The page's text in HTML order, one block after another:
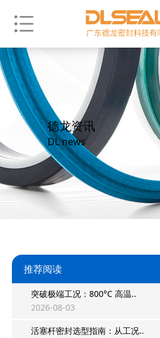
德龙资讯
DL news
推荐阅读
突破极端工况：800°C 高温..
2026-08-03
活塞杆密封选型指南：从工况..